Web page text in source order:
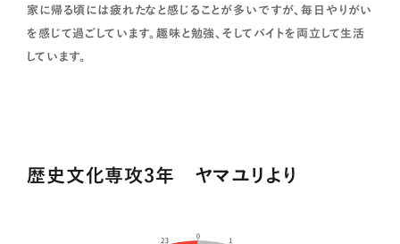
家に帰る頃には疲れたなと感じることが多いですが、毎日やりがい
を感じて過ごしています。趣味と勉強、そしてバイトを両立して生活
しています。
歴史文化専攻3年 ヤマユリより